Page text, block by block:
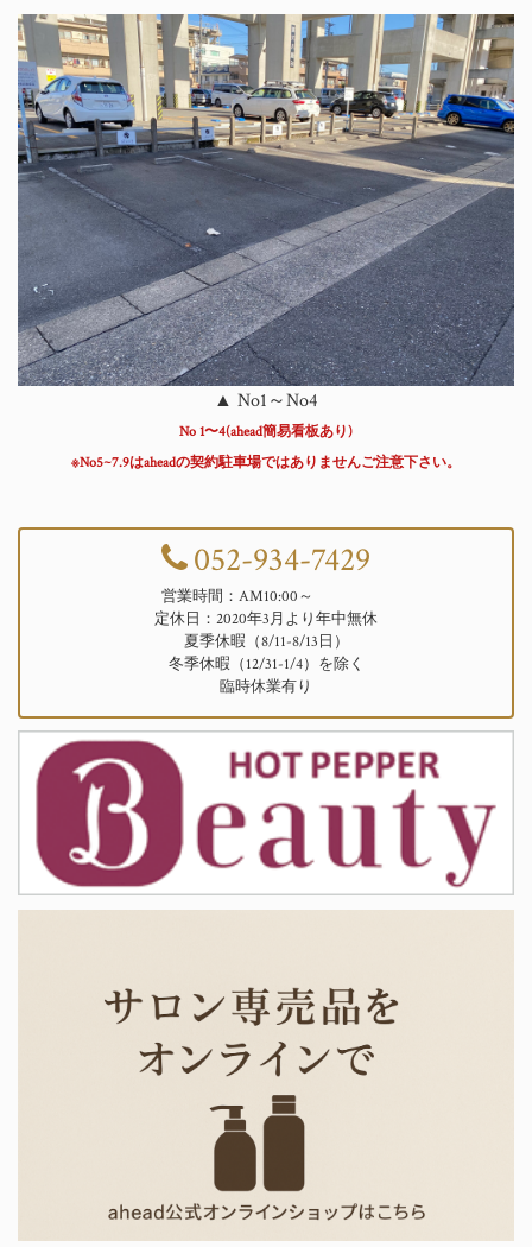
▲ No1～No4
No 1〜4(ahead簡易看板あり)
※No5~7.9はaheadの契約駐車場ではありませんご注意下さい。
052-934-7429
営業時間：AM10:00～
定休日：2020年3月より年中無休
夏季休暇（8/11-8/13日）
冬季休暇（12/31-1/4）を除く
臨時休業有り